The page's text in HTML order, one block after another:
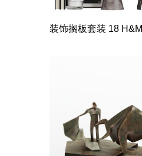
装饰搁板套装 18 H&M